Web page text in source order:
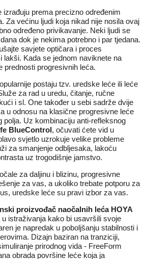
izrađuju prema precizno određenim
Za većinu ljudi koja nikad nije nosila ovaj
određeno privikavanje. Neki ljudi se
dok je nekima potrebno i par tjedana.
savjete optičara i proces
lakši. Kada se jednom naviknete na
prednosti progresivnih leća.
postaju tzv. uredske leće ili leće
za rad u uredu, čitanje, ručne
i sl. One također u sebi sadrže dvije
u odnosu na klasične progresivne leće
polja. Uz kombinaciju anti-refleksnog
BlueControl, očuvati ćete vid u
svjetlo uzrokuje velike probleme
za smanjenje odbljesaka, lakoću
uz trogodišnje jamstvo.
za daljinu i blizinu, progresivne
za vas, a ukoliko trebate potporu za
uredske leće su pravi izbor za vas.
proizvođač naočalnih leća HOYA
u istraživanja kako bi usavršili svoje
je napredak u poboljšanju stabilnosti i
Dizajn baziran na tranziciji,
prirodnog vida - FreeForm
obrada površine leće koja ja